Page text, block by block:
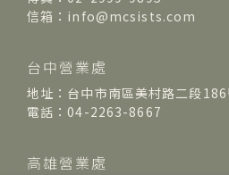
信箱：info@mcsists.com
台中營業處
地址：台中市南區美村路二段
電話：04-2263-8667
高雄營業處